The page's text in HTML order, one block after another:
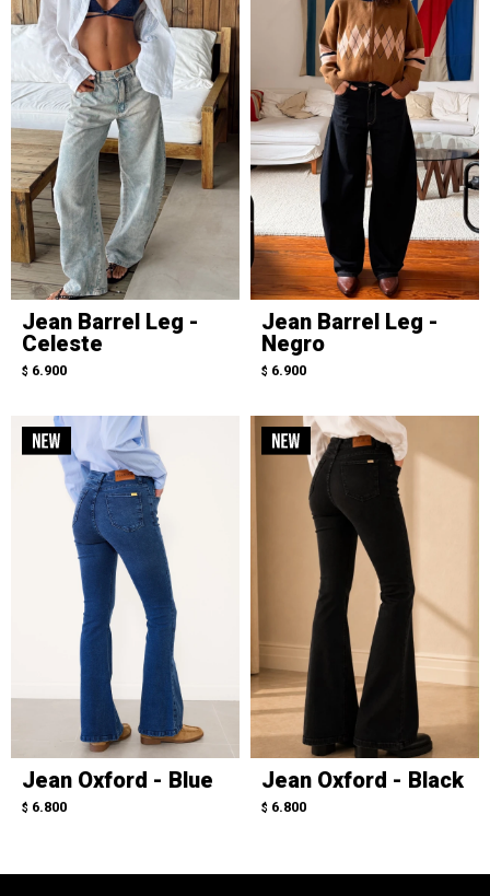
Jean Barrel Leg -
Celeste
$ 6.900
Jean Barrel Leg -
Negro
$ 6.900
Jean Oxford - Blue
$ 6.800
Jean Oxford - Black
$ 6.800